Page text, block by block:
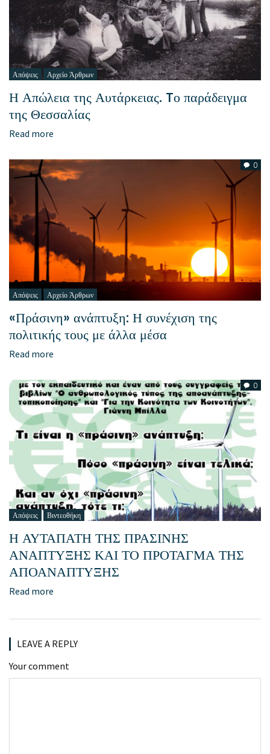
Απόψεις Αρχείο Άρθρων
Η Απώλεια της Αυτάρκειας. Tο παράδειγμα
της Θεσσαλίας
Read more
0
Απόψεις Αρχείο Άρθρων
«Πράσινη» ανάπτυξη: Η συνέχιση της
πολιτικής τους με άλλα μέσα
Read more
0
Απόψεις Βιντεοθήκη
Η ΑΥΤΑΠΑΤΗ ΤΗΣ ΠΡΑΣΙΝΗΣ
ΑΝΑΠΤΥΞΗΣ ΚΑΙ ΤΟ ΠΡΟΤΑΓΜΑ ΤΗΣ
ΑΠΟΑΝΑΠΤΥΞΗΣ
Read more
LEAVE A REPLY
Your comment